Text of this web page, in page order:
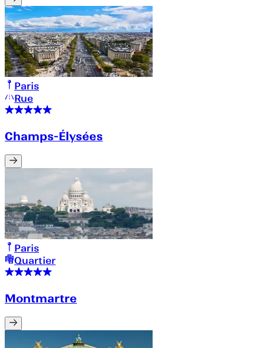
Paris
Rue
Champs-Élysées
Paris
Quartier
Montmartre